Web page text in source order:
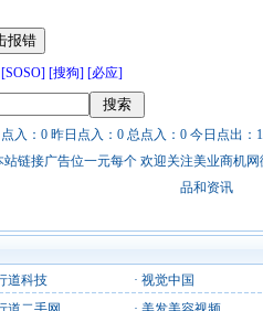
[SOSO] [搜狗] [必应]
入：0 昨日点入：0 总点入：0 今日点出：
链接广告位一元每个 欢迎关注美业商机
品和资讯
道科技 · 视觉中国